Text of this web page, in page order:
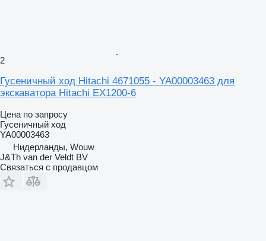
2
Гусеничный ход Hitachi 4671055 - YA00003463 для
экскаватора Hitachi EX1200-6
Цена по запросу
Гусеничный ход
YA00003463
Нидерланды, Wouw
J&Th van der Veldt BV
Связаться с продавцом